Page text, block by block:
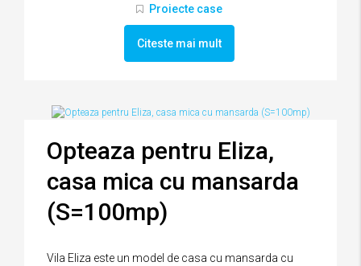
Proiecte case
Citeste mai mult
Opteaza pentru Eliza,
casa mica cu mansarda
(S=100mp)
Vila Eliza este un model de casa cu mansarda cu